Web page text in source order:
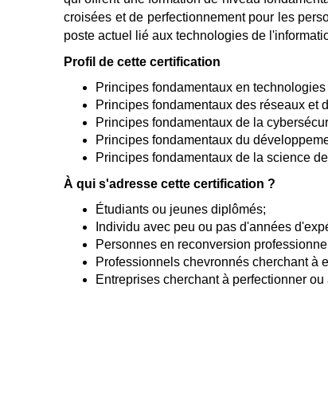
croisées et de perfectionnement pour les
poste actuel lié aux technologies de
Profil de cette certification
Principes fondamentaux en
Principes fondamentaux des réseaux et
Principes fondamentaux de la
Principes fondamentaux du
Principes fondamentaux de la science
À qui s'adresse cette certification ?
Étudiants ou jeunes diplômés;
Individu avec peu ou pas d'années
Personnes en reconversion
Professionnels chevronnés cherchant à
Entreprises cherchant à perfectionner